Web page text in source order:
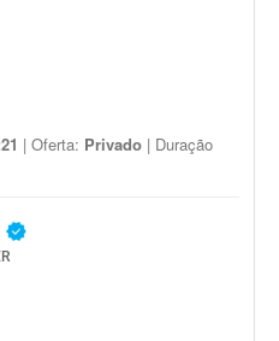
| Oferta: Privado | Duração